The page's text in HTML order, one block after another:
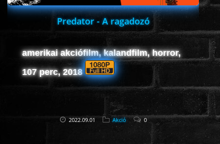
Predator - A ragadozó
amerikai akciófilm, kalandfilm, horror,
107 perc, 2018
2022.09.01 Akció 0